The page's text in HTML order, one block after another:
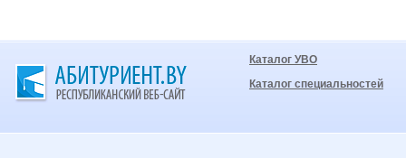
Каталог УВО
Каталог специальностей